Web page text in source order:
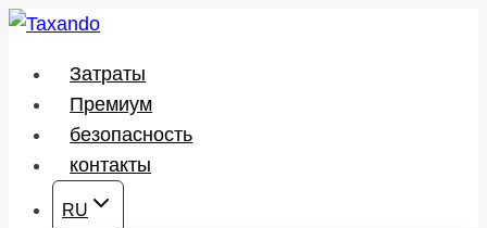
Перейти
содержимому
Затраты
Премиум
безопасность
контакты
RU